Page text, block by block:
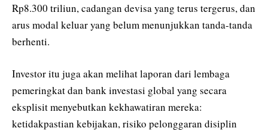
Rp8.300 triliun, cadangan devisa yang terus tergerus, dan
arus modal keluar yang belum menunjukkan tanda-tanda
berhenti.
Investor itu juga akan melihat laporan dari lembaga
pemeringkat dan bank investasi global yang secara
eksplisit menyebutkan kekhawatiran mereka:
ketidakpastian kebijakan, risiko pelonggaran disiplin